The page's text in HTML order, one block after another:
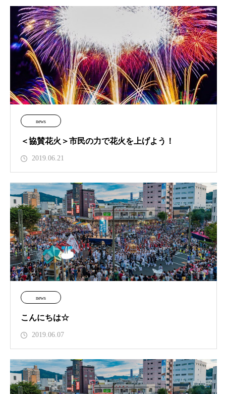
news
＜協賛花火＞市民の力で花火を上げよう！
2019.06.21
news
こんにちは☆
2019.06.07